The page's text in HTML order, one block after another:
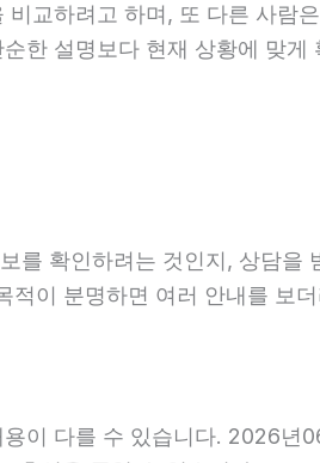
교하려고 하며, 또 다른 사람
한 설명보다 현재 상황에 맞게
확인하려는 것인지, 상담을
이 분명하면 여러 안내를 보
이 다를 수 있습니다. 2026년